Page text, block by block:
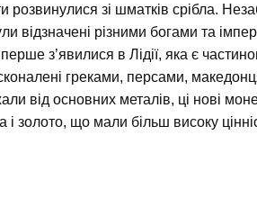
зі шматків срібла.
відзначені різними богами та
з’явилися в Лідії, яка є
греками, персами,
від основних металів, ці нові
і золото, що мали більш високу